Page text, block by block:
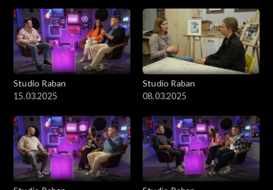
Studio Raban
15.03.2025
Studio Raban
08.03.2025